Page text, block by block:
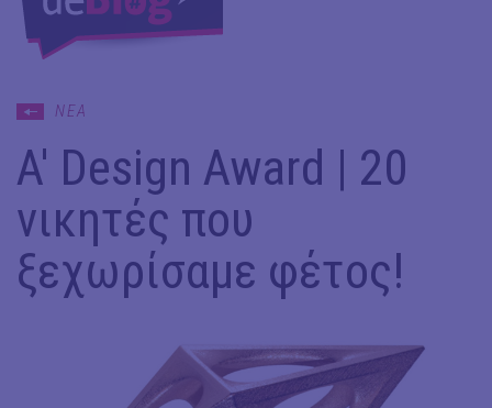
ΝΕΑ
A' Design Award | 20
νικητές που
ξεχωρίσαμε φέτος!